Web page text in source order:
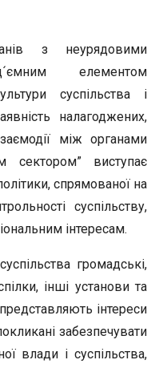
з неурядовими
елементом
суспільства і
налагоджених,
між органами
сектором” виступає
спрямованої на
суспільству,
інтересам.
громадські,
інші установи та
інтереси
забезпечувати
влади і суспільства,